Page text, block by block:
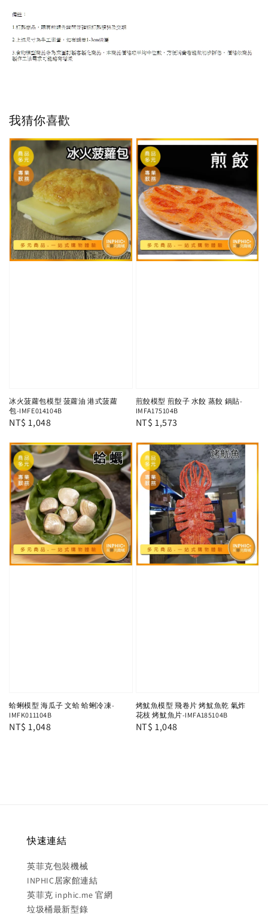
我猜你喜歡
冰火菠蘿包模型 菠蘿油 港式菠蘿
包-IMFE014104B
Regular
NT$ 1,048
煎餃模型 煎餃子 水餃 蒸餃 鍋貼-
IMFA175104B
Regular
NT$ 1,573
蛤蜊模型 海瓜子 文蛤 蛤蜊冷凍-
IMFK011104B
Regular
NT$ 1,048
烤魷魚模型 飛卷片 烤魷魚乾 氣炸
花枝 烤魷魚片-IMFA185104B
Regular
NT$ 1,048
快速連結
英菲克包裝機械
INPHIC居家館連結
英菲克 inphic.me 官網
垃圾桶最新型錄